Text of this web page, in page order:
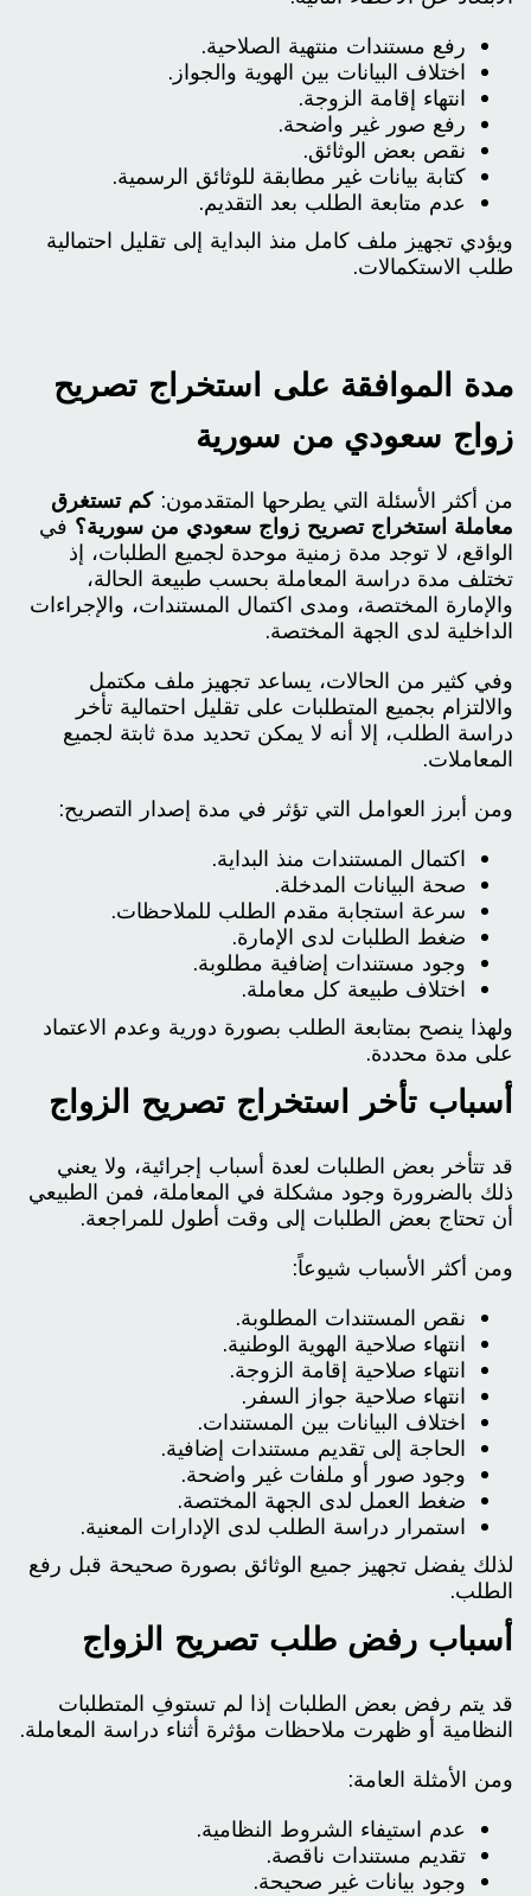
رفع مستندات منتهية الصلاحية.
اختلاف البيانات بين الهوية والجواز.
انتهاء إقامة الزوجة.
رفع صور غير واضحة.
نقص بعض الوثائق.
كتابة بيانات غير مطابقة للوثائق الرسمية.
عدم متابعة الطلب بعد التقديم.
ويؤدي تجهيز ملف كامل منذ البداية إلى تقليل احتمالية
طلب الاستكمالات.
مدة الموافقة على استخراج تصريح
زواج سعودي من سورية
من أكثر الأسئلة التي يطرحها المتقدمون:كم تستغرق
معاملة استخراج تصريح زواج سعودي من سورية؟ في
الواقع، لا توجد مدة زمنية موحدة لجميع الطلبات، إذ
تختلف مدة دراسة المعاملة بحسب طبيعة الحالة،
والإمارة المختصة، ومدى اكتمال المستندات، والإجراءات
الداخلية لدى الجهة المختصة.
وفي كثير من الحالات، يساعد تجهيز ملف مكتمل
والالتزام بجميع المتطلبات على تقليل احتمالية تأخر
دراسة الطلب، إلا أنه لا يمكن تحديد مدة ثابتة لجميع
المعاملات.
ومن أبرز العوامل التي تؤثر في مدة إصدار التصريح:
اكتمال المستندات منذ البداية.
صحة البيانات المدخلة.
سرعة استجابة مقدم الطلب للملاحظات.
ضغط الطلبات لدى الإمارة.
وجود مستندات إضافية مطلوبة.
اختلاف طبيعة كل معاملة.
ولهذا ينصح بمتابعة الطلب بصورة دورية وعدم الاعتماد
على مدة محددة.
أسباب تأخر استخراج تصريح الزواج
قد تتأخر بعض الطلبات لعدة أسباب إجرائية، ولا يعني
ذلك بالضرورة وجود مشكلة في المعاملة، فمن الطبيعي
أن تحتاج بعض الطلبات إلى وقت أطول للمراجعة.
ومن أكثر الأسباب شيوعاً:
نقص المستندات المطلوبة.
انتهاء صلاحية الهوية الوطنية.
انتهاء صلاحية إقامة الزوجة.
انتهاء صلاحية جواز السفر.
اختلاف البيانات بين المستندات.
الحاجة إلى تقديم مستندات إضافية.
وجود صور أو ملفات غير واضحة.
ضغط العمل لدى الجهة المختصة.
استمرار دراسة الطلب لدى الإدارات المعنية.
لذلك يفضل تجهيز جميع الوثائق بصورة صحيحة قبل رفع
الطلب.
أسباب رفض طلب تصريح الزواج
قد يتم رفض بعض الطلبات إذا لم تستوفِ المتطلبات
النظامية أو ظهرت ملاحظات مؤثرة أثناء دراسة المعاملة.
ومن الأمثلة العامة:
عدم استيفاء الشروط النظامية.
تقديم مستندات ناقصة.
وجود بيانات غير صحيحة.